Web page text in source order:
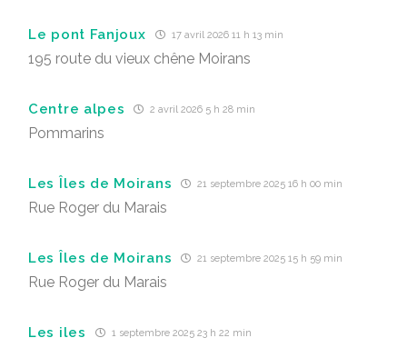
Le pont Fanjoux 17 avril 2026 11 h 13 min
195 route du vieux chêne Moirans
Centre alpes 2 avril 2026 5 h 28 min
Pommarins
Les Îles de Moirans 21 septembre 2025 16 h 00 min
Rue Roger du Marais
Les Îles de Moirans 21 septembre 2025 15 h 59 min
Rue Roger du Marais
Les iles 1 septembre 2025 23 h 22 min